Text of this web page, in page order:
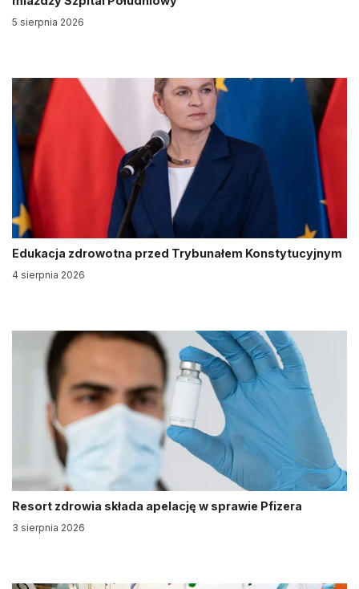
5 sierpnia 2026
Edukacja zdrowotna przed Trybunałem Konstytucyjnym
4 sierpnia 2026
Resort zdrowia składa apelację w sprawie Pfizera
3 sierpnia 2026